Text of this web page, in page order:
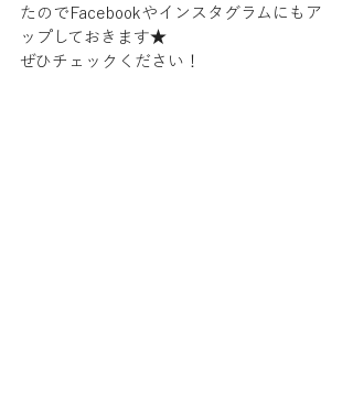
たのでFacebookやインスタグラムにもア
ップしておきます★
ぜひチェックください！